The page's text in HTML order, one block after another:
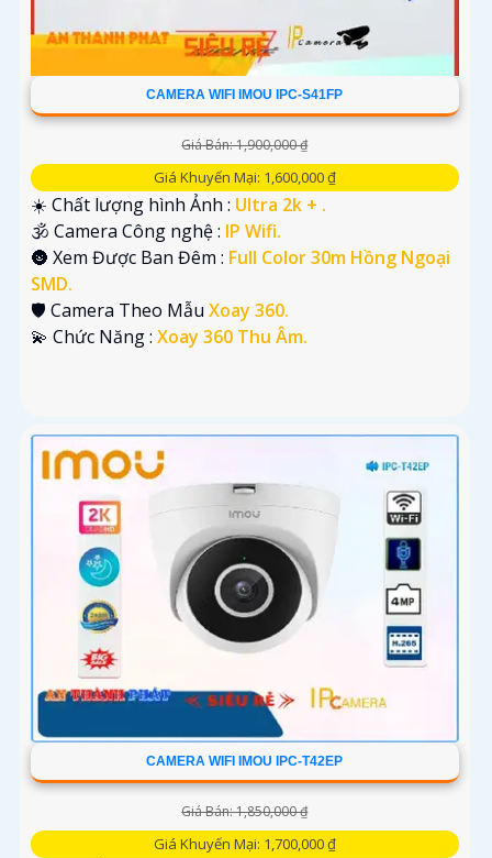
CAMERA WIFI IMOU IPC-S41FP
Giá Bán: 1,900,000 ₫
Giá Khuyến Mại: 1,600,000 ₫
☀️ Chất lượng hình Ảnh : Ultra 2k + .
🕉️ Camera Công nghệ : IP Wifi.
🌚 Xem Được Ban Đêm : Full Color 30m Hồng Ngoại
SMD.
🛡 Camera Theo Mẫu Xoay 360.
️💫 Chức Năng : Xoay 360 Thu Âm.
CAMERA WIFI IMOU IPC-T42EP
Giá Bán: 1,850,000 ₫
Giá Khuyến Mại: 1,700,000 ₫